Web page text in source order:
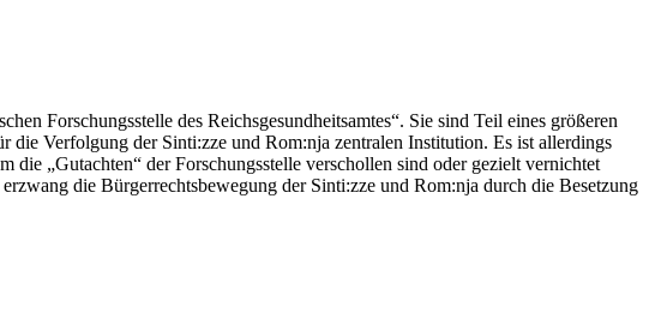
Forschungsstelle des Reichsgesundheitsamtes“. Sie sind Teil eines größeren
Verfolgung der Sinti:zze und Rom:nja zentralen Institution. Es ist allerdings
„Gutachten“ der Forschungsstelle verschollen sind oder gezielt vernichtet
die Bürgerrechtsbewegung der Sinti:zze und Rom:nja durch die Besetzung